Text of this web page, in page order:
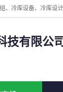
技有限公司